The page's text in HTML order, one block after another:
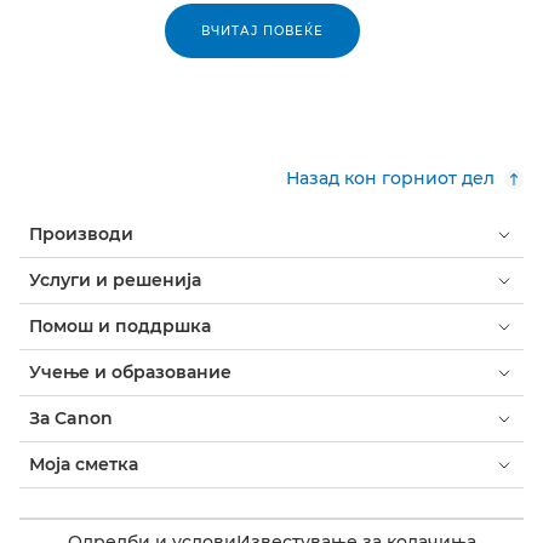
ВЧИТАЈ ПОВЕЌЕ
Назад кон горниот дел
Производи
Услуги и решенија
Помош и поддршка
Учење и образование
За Canon
Моја сметка